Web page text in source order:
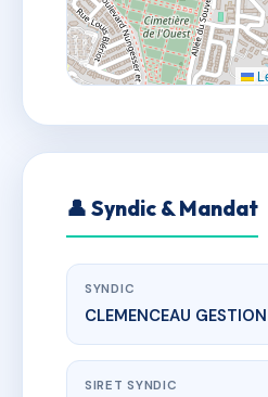
👤 Syndic & Mandat
SYNDIC
CLEMENCEAU
SIRET SYNDIC